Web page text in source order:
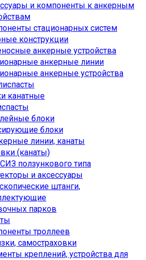
и компоненты к анкерным
стационарных систем
конструкции
анкерные устройства
анкерные линии
анкерные устройства
канатные
блоки
блоки
линии, канаты
(канаты)
ползункового типа
и аксессуары
штанги,
парков
троллеев
самостраховки
креплений, устройства для